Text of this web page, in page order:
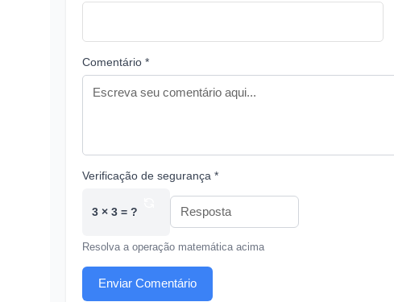
Comentário *
Verificação de segurança *
3 × 3 = ?
Resolva a operação matemática acima
Enviar Comentário